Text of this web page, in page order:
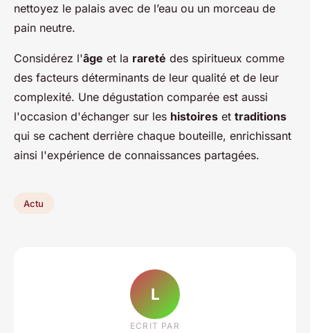
nettoyez le palais avec de l’eau ou un morceau de
pain neutre.
Considérez l'âge et la rareté des spiritueux comme
des facteurs déterminants de leur qualité et de leur
complexité. Une dégustation comparée est aussi
l'occasion d'échanger sur les histoires et traditions
qui se cachent derrière chaque bouteille, enrichissant
ainsi l'expérience de connaissances partagées.
Actu
L
ECRIT PAR